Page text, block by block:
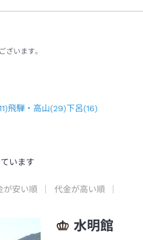
います。
)飛騨・高山(29)下呂(16)
います
が安い順 代金が高い順
水明館